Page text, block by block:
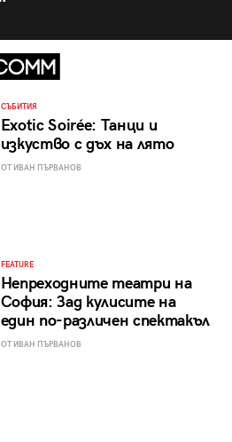
СЪБИТИЯ
Exotic Soirée: Танци и
изкуство с дъх на лято
ОТ ИВАН ПЪРВАНОВ
FEATURE
Непреходните театри на
София: Зад кулисите на
един по-различен спектакъл
ОТ ИВАН ПЪРВАНОВ